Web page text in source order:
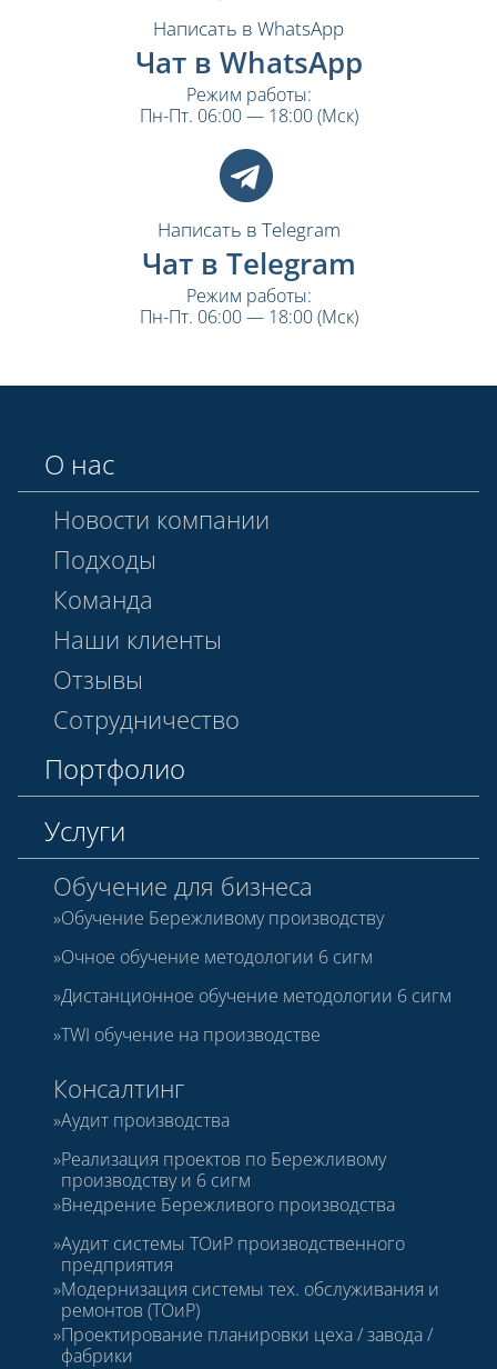
Написать в WhatsApp
Чат в WhatsApp
Режим работы:
Пн-Пт. 06:00 — 18:00 (Мск)
Написать в Telegram
Чат в Telegram
Режим работы:
Пн-Пт. 06:00 — 18:00 (Мск)
О нас
Новости компании
Подходы
Команда
Наши клиенты
Отзывы
Сотрудничество
Портфолио
Услуги
Обучение для бизнеса
Обучение Бережливому производству
Очное обучение методологии 6 сигм
Дистанционное обучение методологии 6 сигм
TWI обучение на производстве
Консалтинг
Аудит производства
Реализация проектов по Бережливому
производству и 6 сигм
Внедрение Бережливого производства
Аудит системы ТОиР производственного
предприятия
Модернизация системы тех. обслуживания и
ремонтов (ТОиР)
Проектирование планировки цеха / завода /
фабрики